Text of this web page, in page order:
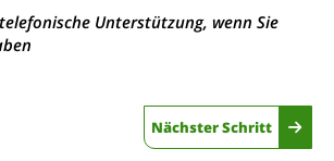
Unterstützung, wenn Sie
Nächster Schritt